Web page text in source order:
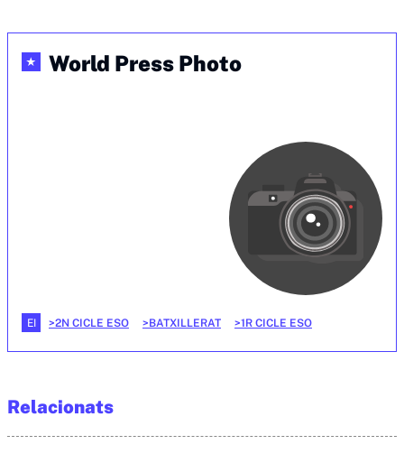
★ World Press Photo
EI 2N CICLE ESO BATXILLERAT 1R CICLE ESO
Relacionats